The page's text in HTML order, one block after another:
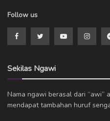
Follow us
Sekilas Ngawi
Nama ngawi berasal dari “awi”
mendapat tambahan huruf